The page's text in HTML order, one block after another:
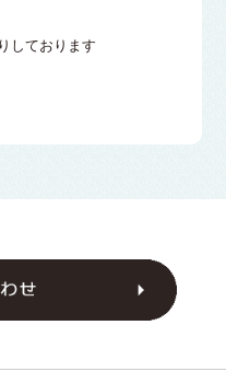
しております